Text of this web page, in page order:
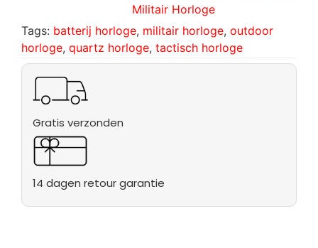
Militair Horloge
Tags: batterij horloge, militair horloge, outdoor
horloge, quartz horloge, tactisch horloge
Gratis verzonden
14 dagen retour garantie